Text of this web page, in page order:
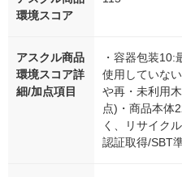
環境スコア
アスクル商品
環境スコア詳
細/加点項目
・容器包装10:
使用していな
や再・未利用
点)・商品本体
く、リサイク
認証取得/SBT